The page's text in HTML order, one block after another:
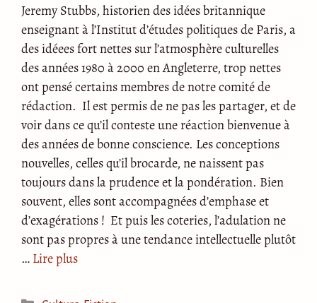
Jeremy Stubbs, historien des idées britannique
enseignant à l’Institut d’études politiques de Paris, a
des idéees fort nettes sur l’atmosphère culturelles
des années 1980 à 2000 en Angleterre, trop nettes
ont pensé certains membres de notre comité de
rédaction. Il est permis de ne pas les partager, et de
voir dans ce qu’il conteste une réaction bienvenue à
des années de bonne conscience. Les conceptions
nouvelles, celles qu’il brocarde, ne naissent pas
toujours dans la prudence et la pondération. Bien
souvent, elles sont accompagnées d’emphase et
d’exagérations ! Et puis les coteries, l’adulation ne
sont pas propres à une tendance intellectuelle plutôt
… Lire plus